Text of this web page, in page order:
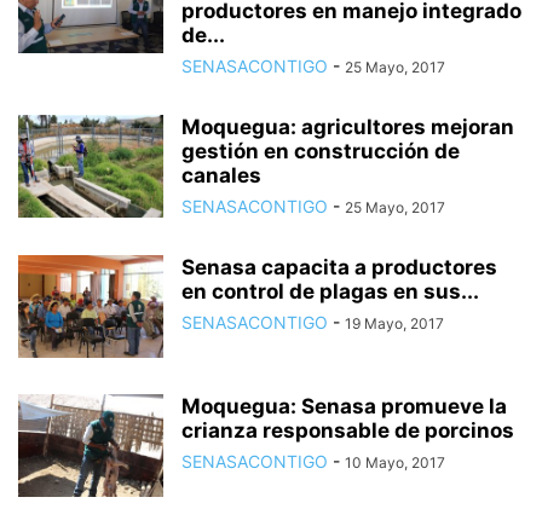
productores en manejo integrado
de...
SENASACONTIGO - 25 Mayo, 2017
Moquegua: agricultores mejoran
gestión en construcción de
canales
SENASACONTIGO - 25 Mayo, 2017
Senasa capacita a productores
en control de plagas en sus...
SENASACONTIGO - 19 Mayo, 2017
Moquegua: Senasa promueve la
crianza responsable de porcinos
SENASACONTIGO - 10 Mayo, 2017